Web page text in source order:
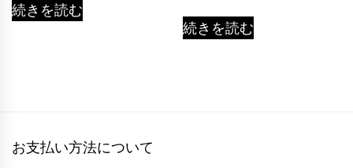
続きを読む
続きを読む
お支払い方法について